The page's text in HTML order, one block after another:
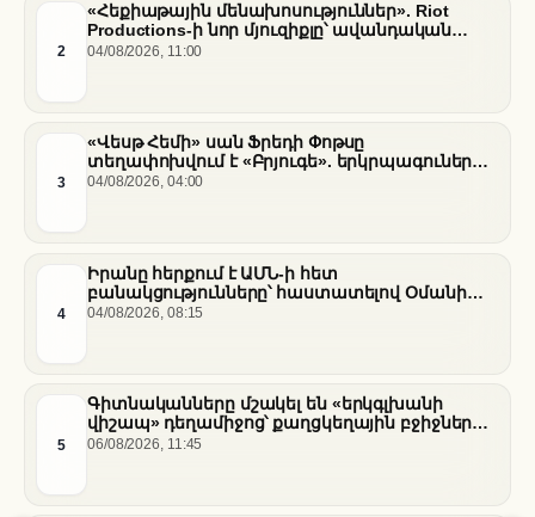
2
«Հեքիաթային մենախոսություններ». Riot
Productions-ի նոր մյուզիքլը՝ ավանդական
պատմությունների նոր վերաիմաստավորում
04/08/2026, 11:00
3
«Վեսթ Հեմի» սան Ֆրեդի Փոթսը
տեղափոխվում է «Բրյուգե». երկրպագուների
դժգոհությունը և ակումբի ռազմավարությունը
04/08/2026, 04:00
4
Իրանը հերքում է ԱՄՆ-ի հետ
բանակցությունները՝ հաստատելով Օմանի
միջնորդությամբ քննարկումները Հորմուզի
04/08/2026, 08:15
5
Գիտնականները մշակել են «երկգլխանի
վիշապ» դեղամիջոց՝ քաղցկեղային բջիջները
սովամահ անելու համար
06/08/2026, 11:45